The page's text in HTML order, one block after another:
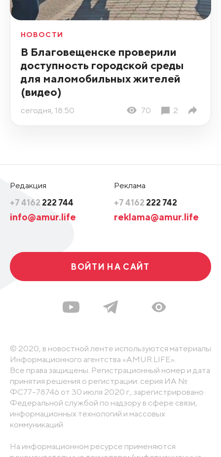
НОВОСТИ
В Благовещенске проверили
доступность городской среды
для маломобильных жителей
(видео)
сегодня, 18:50 70 2
Редакция
+7 4162 222 744
info@amur.life
Реклама
+7 4162 222 742
reklama@amur.life
ВОЙТИ НА САЙТ
© 2020, в новостной ленте используются материалы
Информационного агентства «AMUR.LIFE».
Все права защищены. Регистрационный номер и дата
принятия решения о регистрации: серия ИА №
ФС77-78746 от 30 июля 2020 г., зарегистрировано
Федеральной службой по надзору в сфере связи,
информационных технологий и массовых
коммуникаций
На информационном ресурсе применяются